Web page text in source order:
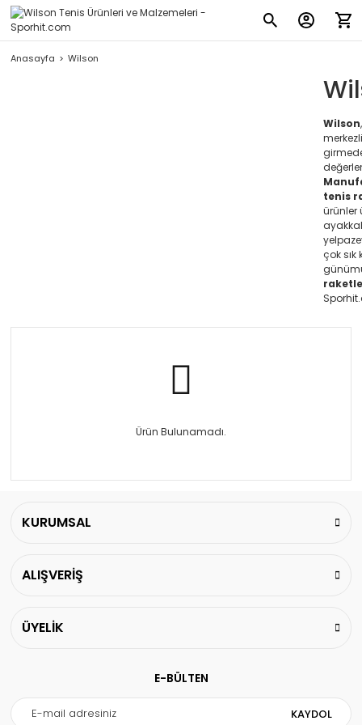
Anasayfa Wilson
Wilson
tenis
ürünler
çok
Ürün Bulunamadı.
KURUMSAL
ALIŞVERİŞ
ÜYELİK
E-BÜLTEN
KAYDOL